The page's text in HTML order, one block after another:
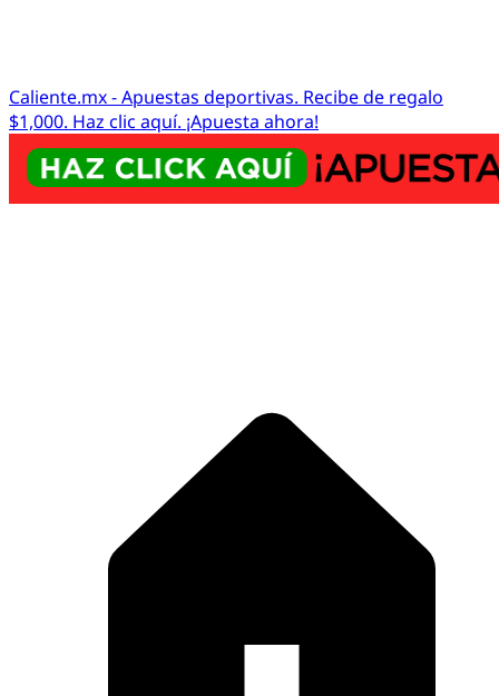
Caliente.mx - Apuestas deportivas. Recibe de regalo
$1,000. Haz clic aquí. ¡Apuesta ahora!